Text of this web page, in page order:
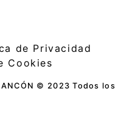
de Privacidad
Cookies
© 2023 Todos los